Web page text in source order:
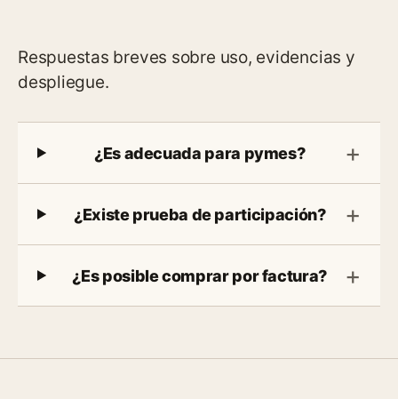
Respuestas breves sobre uso, evidencias y
despliegue.
¿Es adecuada para pymes?
¿Existe prueba de participación?
¿Es posible comprar por factura?